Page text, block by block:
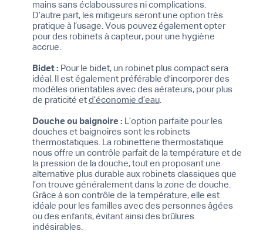
mains sans éclaboussures ni complications.
D’autre part, les mitigeurs seront une option très
pratique à l’usage. Vous pouvez également opter
pour des robinets à capteur, pour une hygiène
accrue.
Bidet : Pour le bidet, un robinet plus compact sera
idéal. Il est également préférable d'incorporer des
modèles orientables avec des aérateurs, pour plus
de praticité et d’économie d’eau.
Douche ou baignoire : L’option parfaite pour les
douches et baignoires sont les robinets
thermostatiques. La robinetterie thermostatique
nous offre un contrôle parfait de la température et de
la pression de la douche, tout en proposant une
alternative plus durable aux robinets classiques que
l’on trouve généralement dans la zone de douche.
Grâce à son contrôle de la température, elle est
idéale pour les familles avec des personnes âgées
ou des enfants, évitant ainsi des brûlures
indésirables.